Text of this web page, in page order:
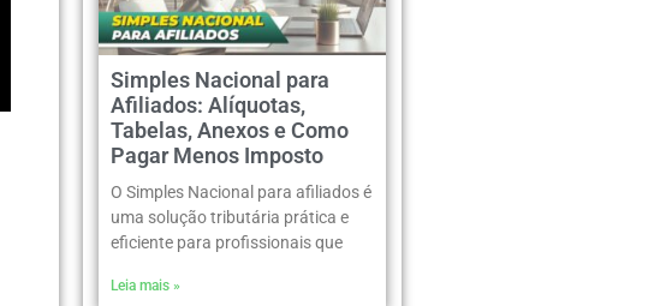
Simples Nacional para
Afiliados: Alíquotas,
Tabelas, Anexos e Como
Pagar Menos Imposto
O Simples Nacional para afiliados é
uma solução tributária prática e
eficiente para profissionais que
Leia mais »